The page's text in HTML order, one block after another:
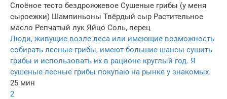
Слоёное тесто бездрожжевое Сушеные грибы (у меня
сыроежки) Шампиньоны Твёрдый сыр Растительное
масло Репчатый лук Яйцо Соль, перец
Люди, живущие возле леса или имеющие возможность
собирать лесные грибы, имеют большие шансы сушить
грибы и использовать их в рационе круглый год. Я
сушеные лесные грибы покупаю на рынке у знакомых.
25 мин
2